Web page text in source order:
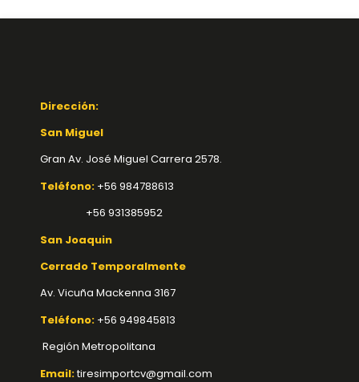
Dirección:
San Miguel
Gran Av. José Miguel Carrera 2578.
Teléfono: +56 984788613
+56 931385952
San Joaquin
Cerrado Temporalmente
Av. Vicuña Mackenna 3167
Teléfono: +56 949845813
Región Metropolitana
Email:tiresimportcv@gmail.com